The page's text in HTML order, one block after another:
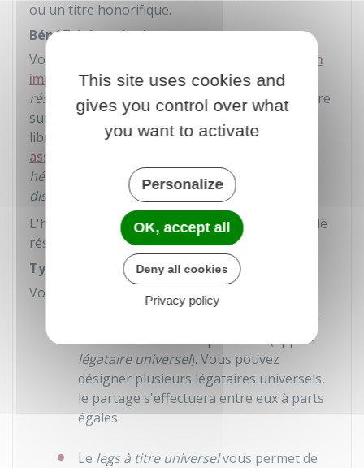
ou un titre honorifique.
Bénéficiaires des legs
Vous devez respecter
les règles de transmission
imposées par la loi. Ainsi, leshéritiers
réservatairesne peuvent pas être exclus de votre
succession. Vous pouvez donc transmettre
librement (à un héritier, un tiers,une
association
héréditaire
. On appelle cette part la
disponible
L'héritier qui n'a pas reçu un lot égal à sa part de
réserve peut exercer uneaction en réduction
Types de legs
Vous avez le choix entre 3 types de
vous permet de léguer
tous vos biens à une personne (appelé
légataire universel). Vous pouvez
désigner plusieurs légataires universels,
le partage s'effectuera entre eux à parts
égales.
Le legs à titre universelvous permet de
This site uses cookies and
gives you control over what
you want to activate
Personalize
OK, accept all
Deny all cookies
Privacy policy